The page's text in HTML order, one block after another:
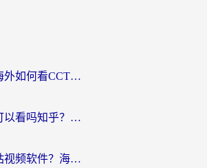
海外党亲测：在海外如何看CCTV？告别“仅限大陆播放”的实用指南
央视影音在海外可以看吗知乎？留学生亲测：3步解决地域限制+追剧自由
在国外怎么看咪咕视频软件？海外党亲测有效的回国加速方案